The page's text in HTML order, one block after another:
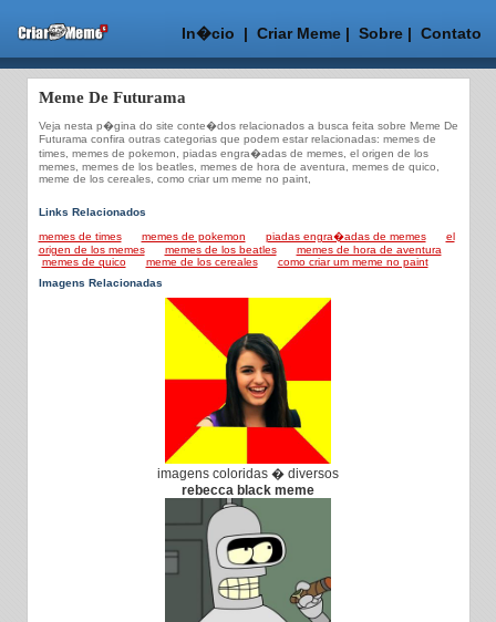
In�cio | Criar Meme| Sobre| Contato
Meme De Futurama
Veja nesta p�gina do site conte�dos relacionados a busca feita sobre Meme De
Futurama confira outras categorias que podem estar relacionadas: memes de
times, memes de pokemon, piadas engra�adas de memes, el origen de los
memes, memes de los beatles, memes de hora de aventura, memes de quico,
meme de los cereales, como criar um meme no paint,
Links Relacionados
memes de times
memes de pokemon piadas engra�adas de memes
el
origen de los memes
memes de los beatles
memes de hora de aventura
memes de quico
meme de los cereales
como criar um meme no paint
Imagens Relacionadas
imagens coloridas � diversos
rebecca black meme